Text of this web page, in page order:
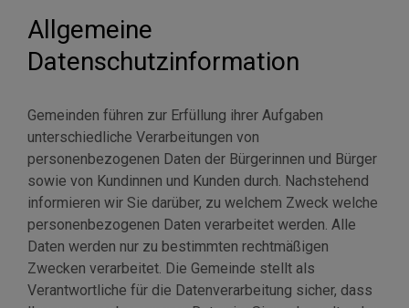
Allgemeine
Datenschutzinformation
Gemeinden führen zur Erfüllung ihrer Aufgaben
unterschiedliche Verarbeitungen von
personenbezogenen Daten der Bürgerinnen und Bürger
sowie von Kundinnen und Kunden durch. Nachstehend
informieren wir Sie darüber, zu welchem Zweck welche
personenbezogenen Daten verarbeitet werden. Alle
Daten werden nur zu bestimmten rechtmäßigen
Zwecken verarbeitet. Die Gemeinde stellt als
Verantwortliche für die Datenverarbeitung sicher, dass